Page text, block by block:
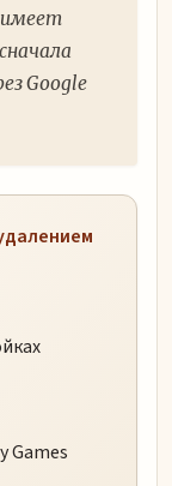
имеет
Google
Games